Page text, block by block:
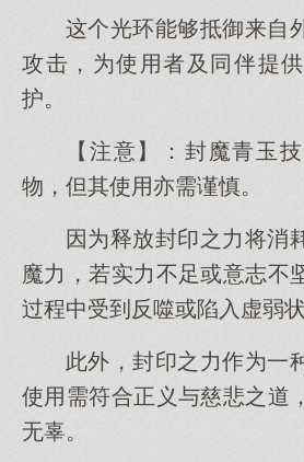
这个光环能够抵御来自
攻击，为使用者及同伴提
护。
【注意】：封魔青玉
物，但其使用亦需谨慎。
因为释放封印之力将消
魔力，若实力不足或意志不
过程中受到反噬或陷入虚弱状
此外，封印之力作为一
使用需符合正义与慈悲之道
无辜。